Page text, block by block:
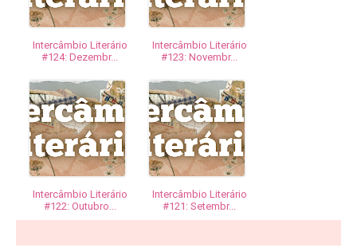
Intercâmbio Literário
#124: Dezembr...
Intercâmbio Literário
#123: Novembr...
Intercâmbio Literário
#122: Outubro...
Intercâmbio Literário
#121: Setembr...